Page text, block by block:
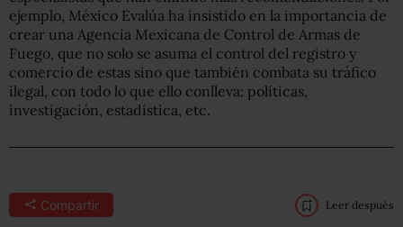
ejemplo, México Evalúa ha insistido en la importancia de
crear una Agencia Mexicana de Control de Armas de
Fuego, que no solo se asuma el control del registro y
comercio de estas sino que también combata su tráfico
ilegal, con todo lo que ello conlleva: políticas,
investigación, estadística, etc.
Compartir Leer después